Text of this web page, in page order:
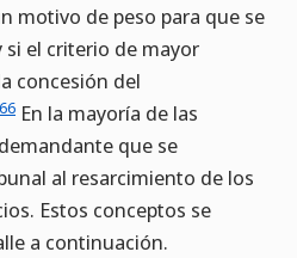
motivo de peso para que se
el criterio de mayor
concesión del
66 En la mayoría de las
que se
al resarcimiento de los
Estos conceptos se
a continuación.